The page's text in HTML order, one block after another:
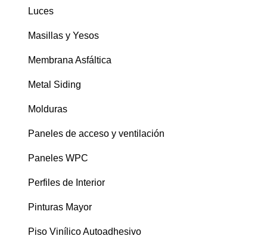
Luces
Masillas y Yesos
Membrana Asfáltica
Metal Siding
Molduras
Paneles de acceso y ventilación
Paneles WPC
Perfiles de Interior
Pinturas Mayor
Piso Vinílico Autoadhesivo